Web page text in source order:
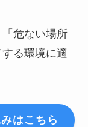
危ない場所
る環境に適
はこちら